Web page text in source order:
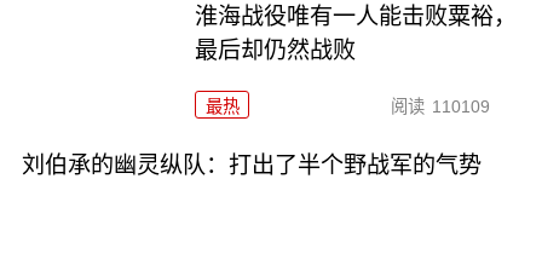
淮海战役唯有一人能击败粟裕，
最后却仍然战败
最热 阅读 110109
刘伯承的幽灵纵队：打出了半个野战军的气势